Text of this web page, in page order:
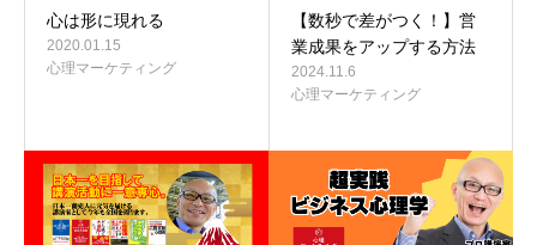
心は形に現れる
2020.01.15
心理マーケティング
【数秒で差がつく！】営
業成果をアップする方法
2024.11.6
心理マーケティング